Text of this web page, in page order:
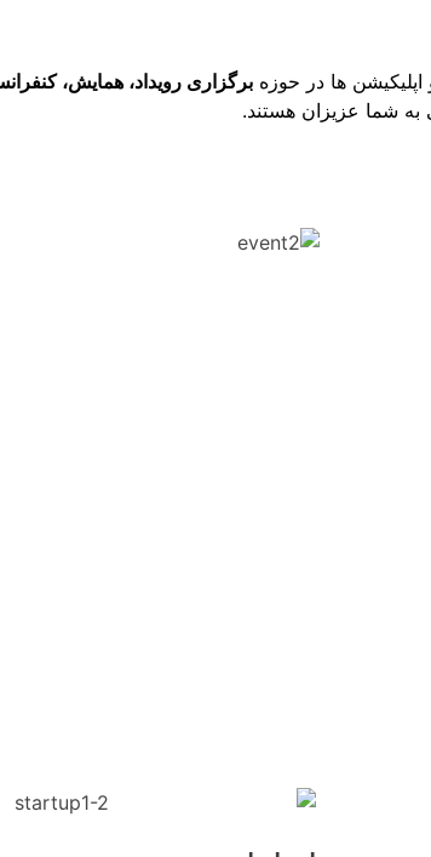
ها در حوزه برگزاری رویداد، همایش،
به شما عزیزان هستند.